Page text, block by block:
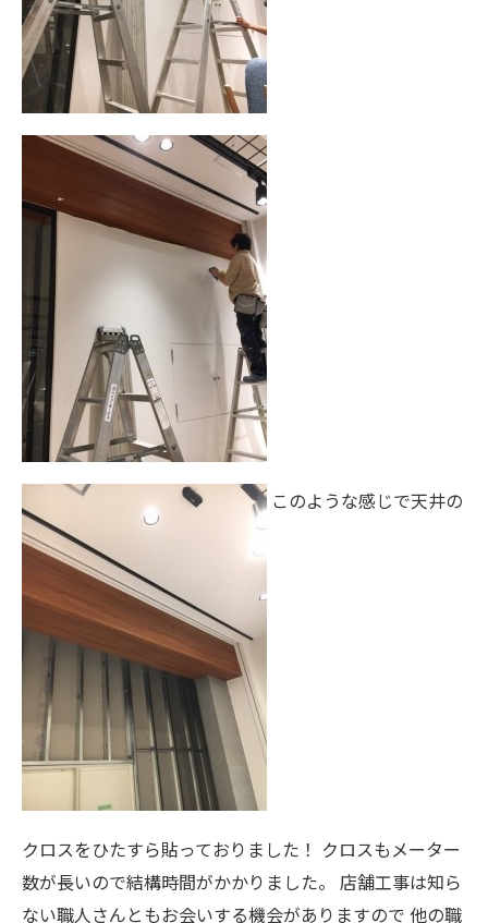
このような感じで天井の
クロスをひたすら貼っておりました！ クロスもメーター
数が長いので結構時間がかかりました。 店舗工事は知ら
ない職人さんともお会いする機会がありますので 他の職